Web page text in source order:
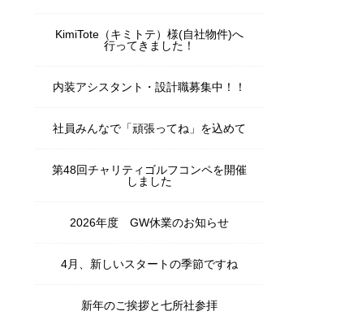
KimiTote（キミトテ）様(自社物件)へ
行ってきました！
内装アシスタント・設計職募集中！！
社員みんなで「頑張ってね」を込めて
第48回チャリティゴルフコンペを開催
しました
2026年度 GW休業のお知らせ
4月、新しいスタートの季節ですね
新年のご挨拶と七所社参拝